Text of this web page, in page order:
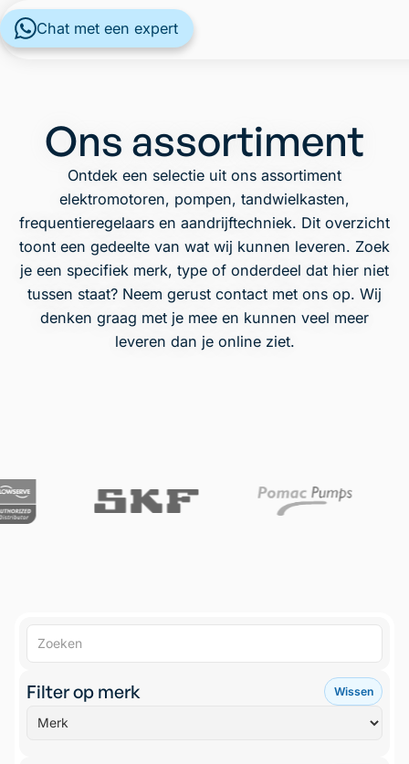
Ons assortiment
Ontdek een selectie uit ons assortiment
elektromotoren, pompen, tandwielkasten,
frequentieregelaars en aandrijftechniek. Dit overzicht
toont een gedeelte van wat wij kunnen leveren. Zoek
je een specifiek merk, type of onderdeel dat hier niet
tussen staat? Neem gerust contact met ons op. Wij
denken graag met je mee en kunnen veel meer
leveren dan je online ziet.
Filter op merk Wissen
Chat met een expert